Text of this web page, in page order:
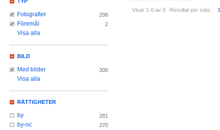
Visar 1-0 av 0 Resultat per sida:
Fotografier 298
Föremål 2
Visa alla
BILD
Med bilder 300
Visa alla
RÄTTIGHETER
by 281
by-nc 270